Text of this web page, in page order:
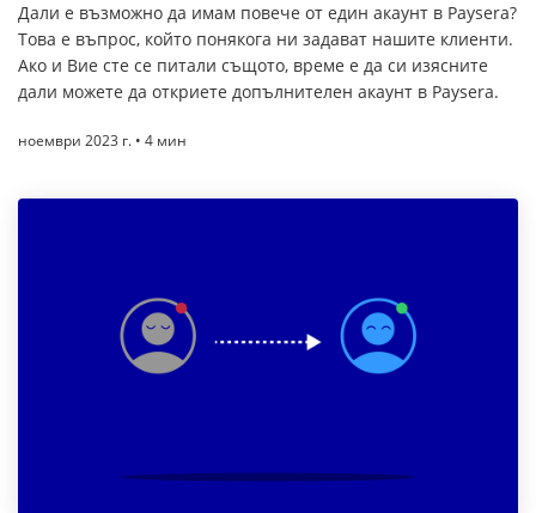
Дали е възможно да имам повече от един акаунт в Paysera?
Това е въпрос, който понякога ни задават нашите клиенти.
Ако и Вие сте се питали същото, време е да си изясните
дали можете да откриете допълнителен акаунт в Paysera.
ноември 2023 г. • 4 мин